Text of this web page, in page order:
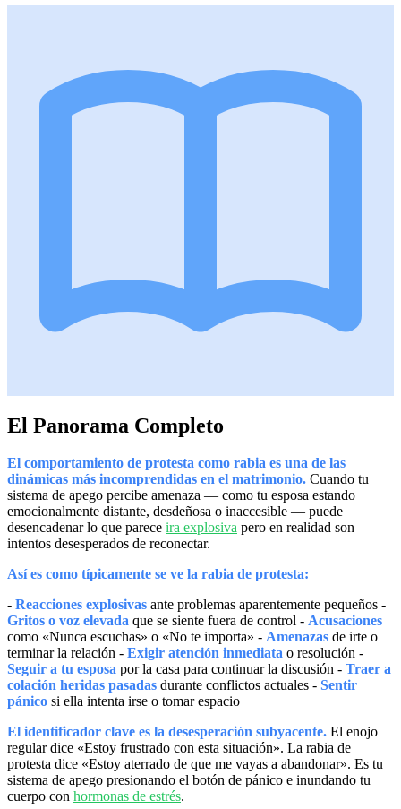
El Panorama Completo
El comportamiento de protesta como rabia es una de las
dinámicas más incomprendidas en el matrimonio. Cuando tu
sistema de apego percibe amenaza — como tu esposa estando
emocionalmente distante, desdeñosa o inaccesible — puede
desencadenar lo que parece ira explosiva pero en realidad son
intentos desesperados de reconectar.
Así es como típicamente se ve la rabia de protesta:
- Reacciones explosivas ante problemas aparentemente pequeños -
Gritos o voz elevada que se siente fuera de control - Acusaciones
como «Nunca escuchas» o «No te importa» - Amenazas de irte o
terminar la relación - Exigir atención inmediata o resolución -
Seguir a tu esposa por la casa para continuar la discusión - Traer a
colación heridas pasadas durante conflictos actuales - Sentir
pánico si ella intenta irse o tomar espacio
El identificador clave es la desesperación subyacente. El enojo
regular dice «Estoy frustrado con esta situación». La rabia de
protesta dice «Estoy aterrado de que me vayas a abandonar». Es tu
sistema de apego presionando el botón de pánico e inundando tu
cuerpo con hormonas de estrés.